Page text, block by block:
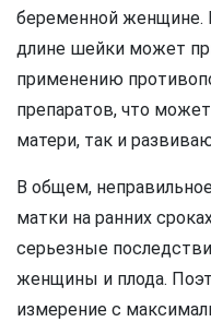
беременной женщине.
длине шейки может
применению
препаратов, что
матери, так и
В общем,
матки на ранних
серьезные
женщины и плода.
измерение с